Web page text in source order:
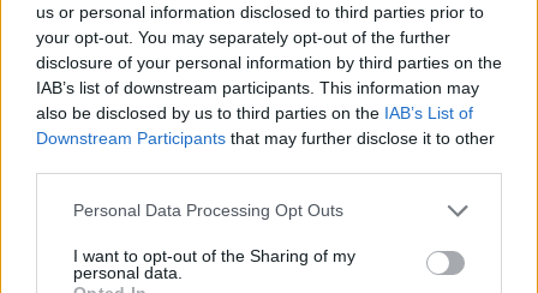
us or personal information disclosed to third parties prior to
your opt-out. You may separately opt-out of the further
disclosure of your personal information by third parties on the
IAB’s list of downstream participants. This information may
also be disclosed by us to third parties on the IAB’s List of
Downstream Participants that may further disclose it to other
Personal Data Processing Opt Outs
I want to opt-out of the Sharing of my
personal data.
“Sabemos das dificuldades que nos
esperam neste campeonato, mas temos
atletas de grande espírito de trabalho.
Com um pouco de sorte, se não houver
fatores a prejudicar-nos, acredito que
«O nosso objetivo é lutar pelos primeiros lugares e
época. Sabemos que temos um plantel que nos dá